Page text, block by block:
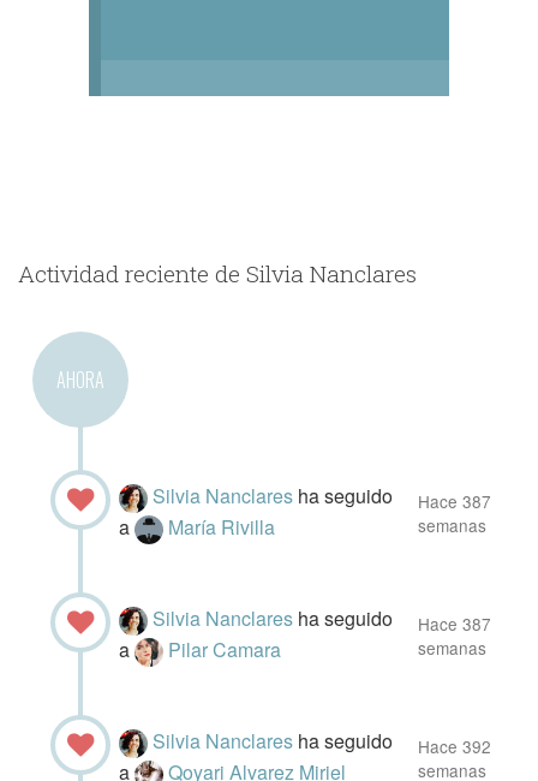
Actividad reciente de Silvia Nanclares
AHORA
Silvia Nanclares ha seguido
a
María Rivilla
Hace 387
semanas
Silvia Nanclares ha seguido
a
Pilar Camara
Hace 387
semanas
Silvia Nanclares ha seguido
a
Qoyari Alvarez Miriel
Hace 392
semanas